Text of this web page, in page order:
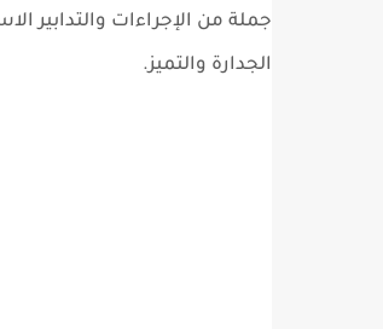
جملة من الإجراءات والتدابير
الجدارة والتميز.